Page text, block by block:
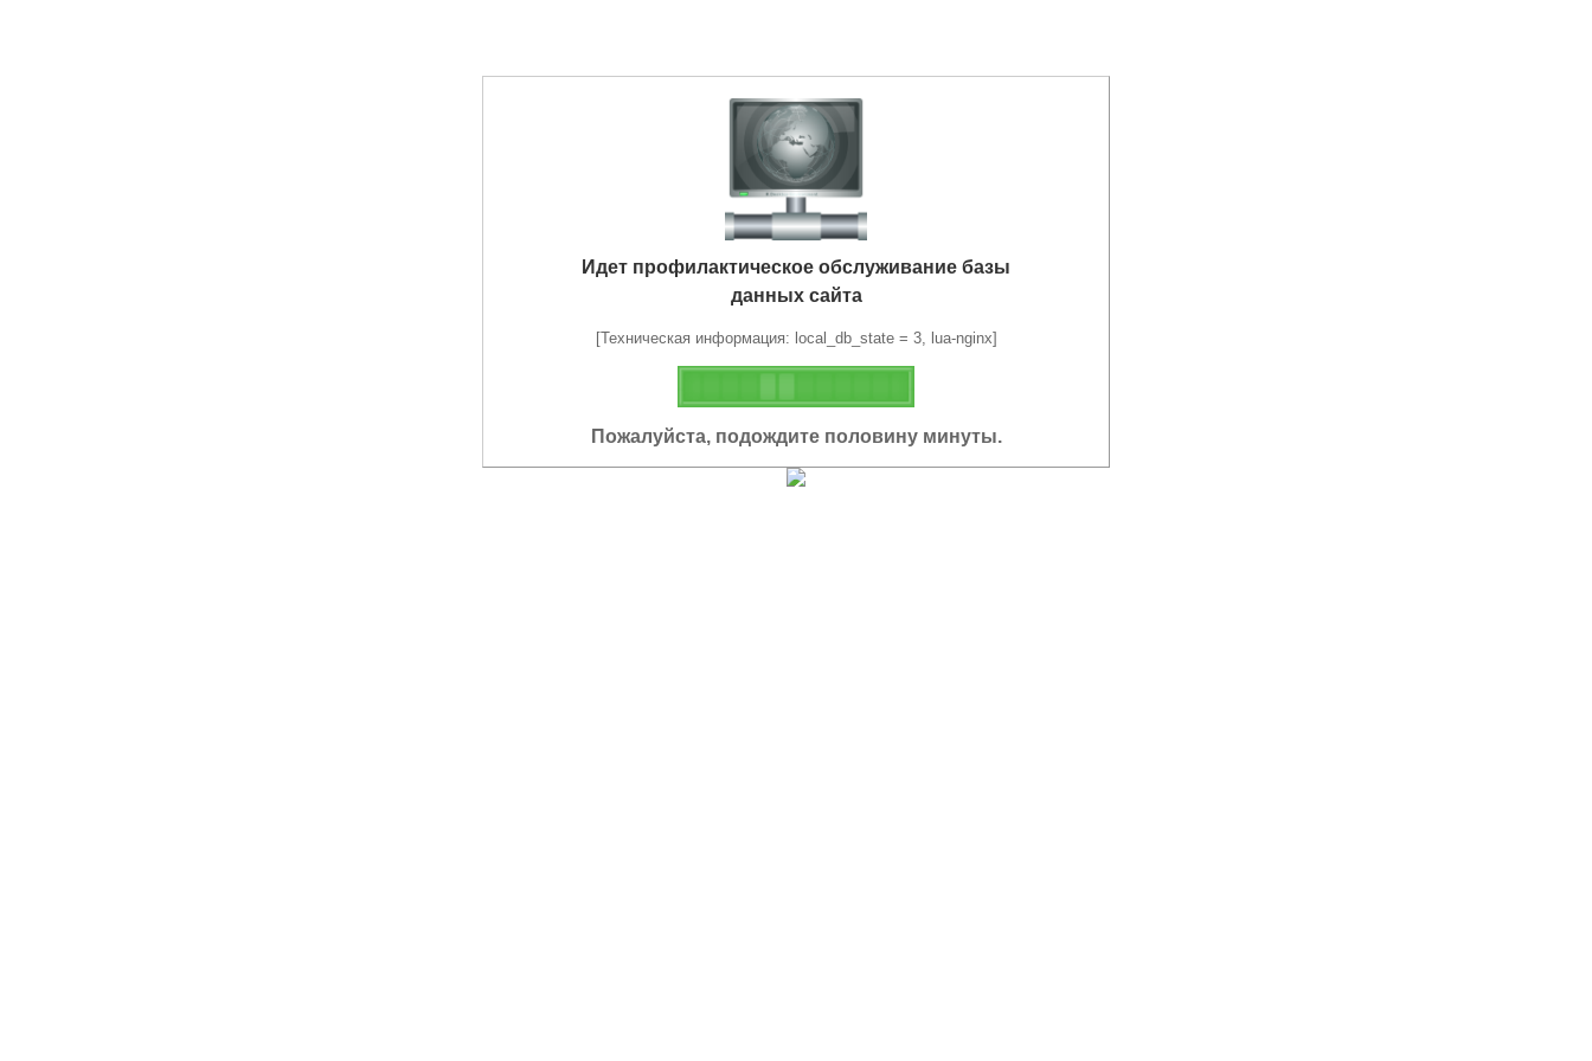
Идет профилактическое обслуживание базы
данных сайта
[Техническая информация: local_db_state = 3, lua-nginx]
Пожалуйста, подождите половину минуты.